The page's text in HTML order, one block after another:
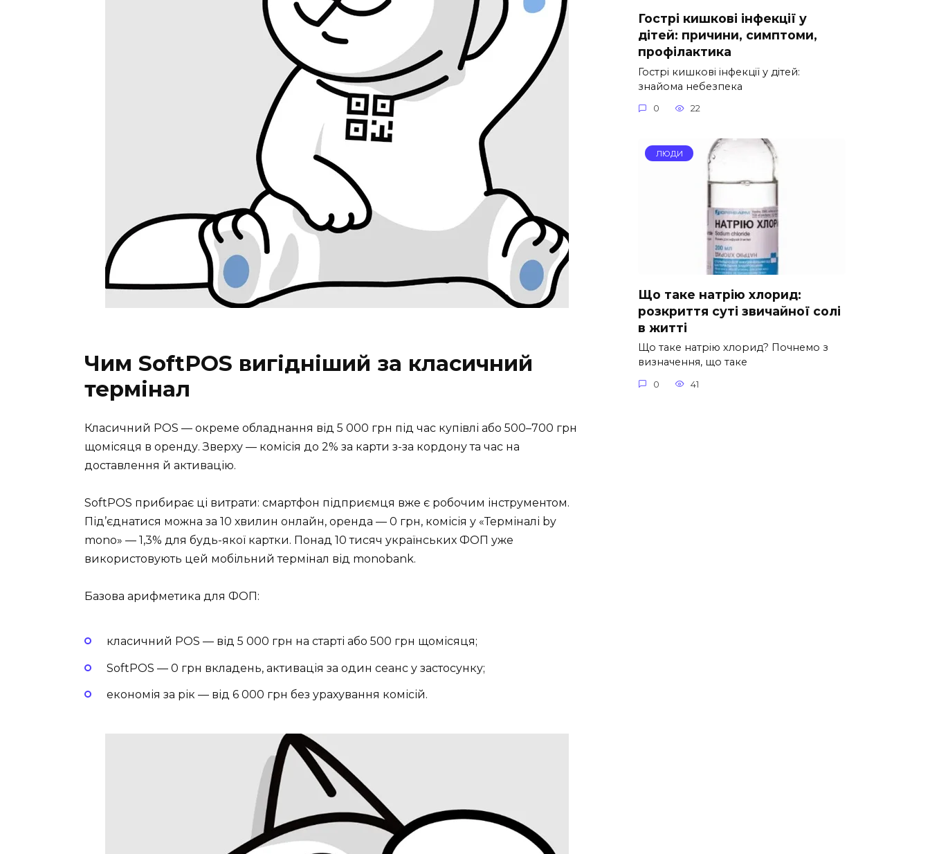
Чим SoftPOS вигідніший за класичний
термінал
Класичний POS — окреме обладнання від 5 000 грн під час купівлі або 500–700 грн
щомісяця в оренду. Зверху — комісія до 2% за карти з-за кордону та час на
доставлення й активацію.
SoftPOS прибирає ці витрати: смартфон підприємця вже є робочим інструментом.
Під’єднатися можна за 10 хвилин онлайн, оренда — 0 грн, комісія у «Терміналі by
mono» — 1,3% для будь-якої картки. Понад 10 тисяч українських ФОП уже
використовують цей мобільний термінал від monobank.
Базова арифметика для ФОП:
класичний POS — від 5 000 грн на старті або 500 грн щомісяця;
SoftPOS — 0 грн вкладень, активація за один сеанс у застосунку;
економія за рік — від 6 000 грн без урахування комісій.
Гострі кишкові інфекції у
дітей: причини, симптоми,
профілактика
Гострі кишкові інфекції у дітей:
знайома небезпека
0 22
ЛЮДИ
Що таке натрію хлорид:
розкриття суті звичайної солі
в житті
Що таке натрію хлорид? Почнемо з
визначення, що таке
0 41